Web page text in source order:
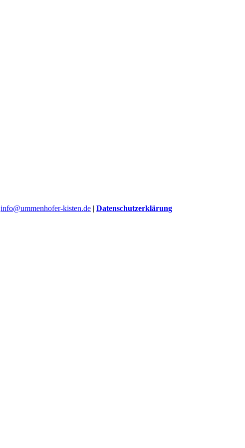
info@ummenhofer-kisten.de | Datenschutzerklärung